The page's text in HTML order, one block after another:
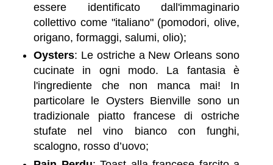
essere identificato dall'immaginario
collettivo come "italiano" (pomodori, olive,
origano, formaggi, salumi, olio);
Oysters: Le ostriche a New Orleans sono
cucinate in ogni modo. La fantasia è
l'ingrediente che non manca mai! In
particolare le Oysters Bienville sono un
tradizionale piatto francese di ostriche
stufate nel vino bianco con funghi,
scalogno, rosso d’uovo;